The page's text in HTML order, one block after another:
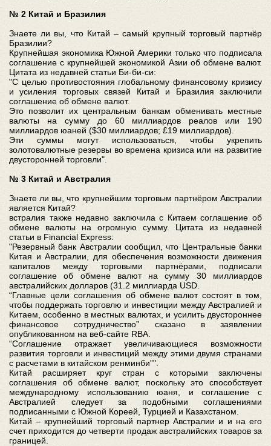
№ 2 Китай и Бразилия
Знаете ли вы, что Китай – самый крупный торговый партнёр
Бразилии?
Крупнейшая экономика Южной Америки только что подписала
соглашение с крупнейшей экономикой Азии об обмене валют.
Цитата из недавней статьи Би-би-си:
"С целью противостояния глобальному финансовому кризису
и усиления торговых связей Китай и Бразилия заключили
соглашение об обмене валют.
Это позволит их центральным банкам обменивать местные
валюты на сумму до 60 миллиардов реалов или 190
миллиардов юаней ($30 миллиардов; £19 миллиардов).
Эти суммы могут использоваться, чтобы укрепить
золотовалютные резервы во времена кризиса или на развитие
двусторонней торговли".
№ 3 Китай и Австралия
Знаете ли вы, что крупнейшим торговым партнёром Австралии
является Китай?
встралия также недавно заключила с Китаем соглашение об
обмене валюты на огромную сумму. Цитата из недавней
статьи в Financial Express:
"Резервный банк Австралии сообщил, что Центральные банки
Китая и Австралии, для обеспечения возможности движения
капиталов между торговыми партнёрами, подписали
соглашение об обмене валют на сумму 30 миллиардов
австралийских долларов (31.2 миллиарда USD.
“Главные цели соглашения об обмене валют состоят в том,
чтобы поддержать торговлю и инвестиции между Австралией и
Китаем, особенно в местных валютах, и усилить двустороннее
финансовое сотрудничество” сказано в заявлении
опубликованном на веб-сайте RBA.
“Соглашение отражает увеличивающиеся возможности
развития торговли и инвестиций между этими двумя странами
с расчетами в китайском ренминби”".
Китай расширяет круг стран с которыми заключены
соглашения об обмене валют, поскольку это способствует
международному использованию юаня, и соглашение с
Австралией следует за подобными соглашениями
подписанными с Южной Кореей, Турцией и Казахстаном.
Китай – крупнейший торговый партнер Австралии и и на его
счет приходится до четверти продаж австралийских товаров за
границей.